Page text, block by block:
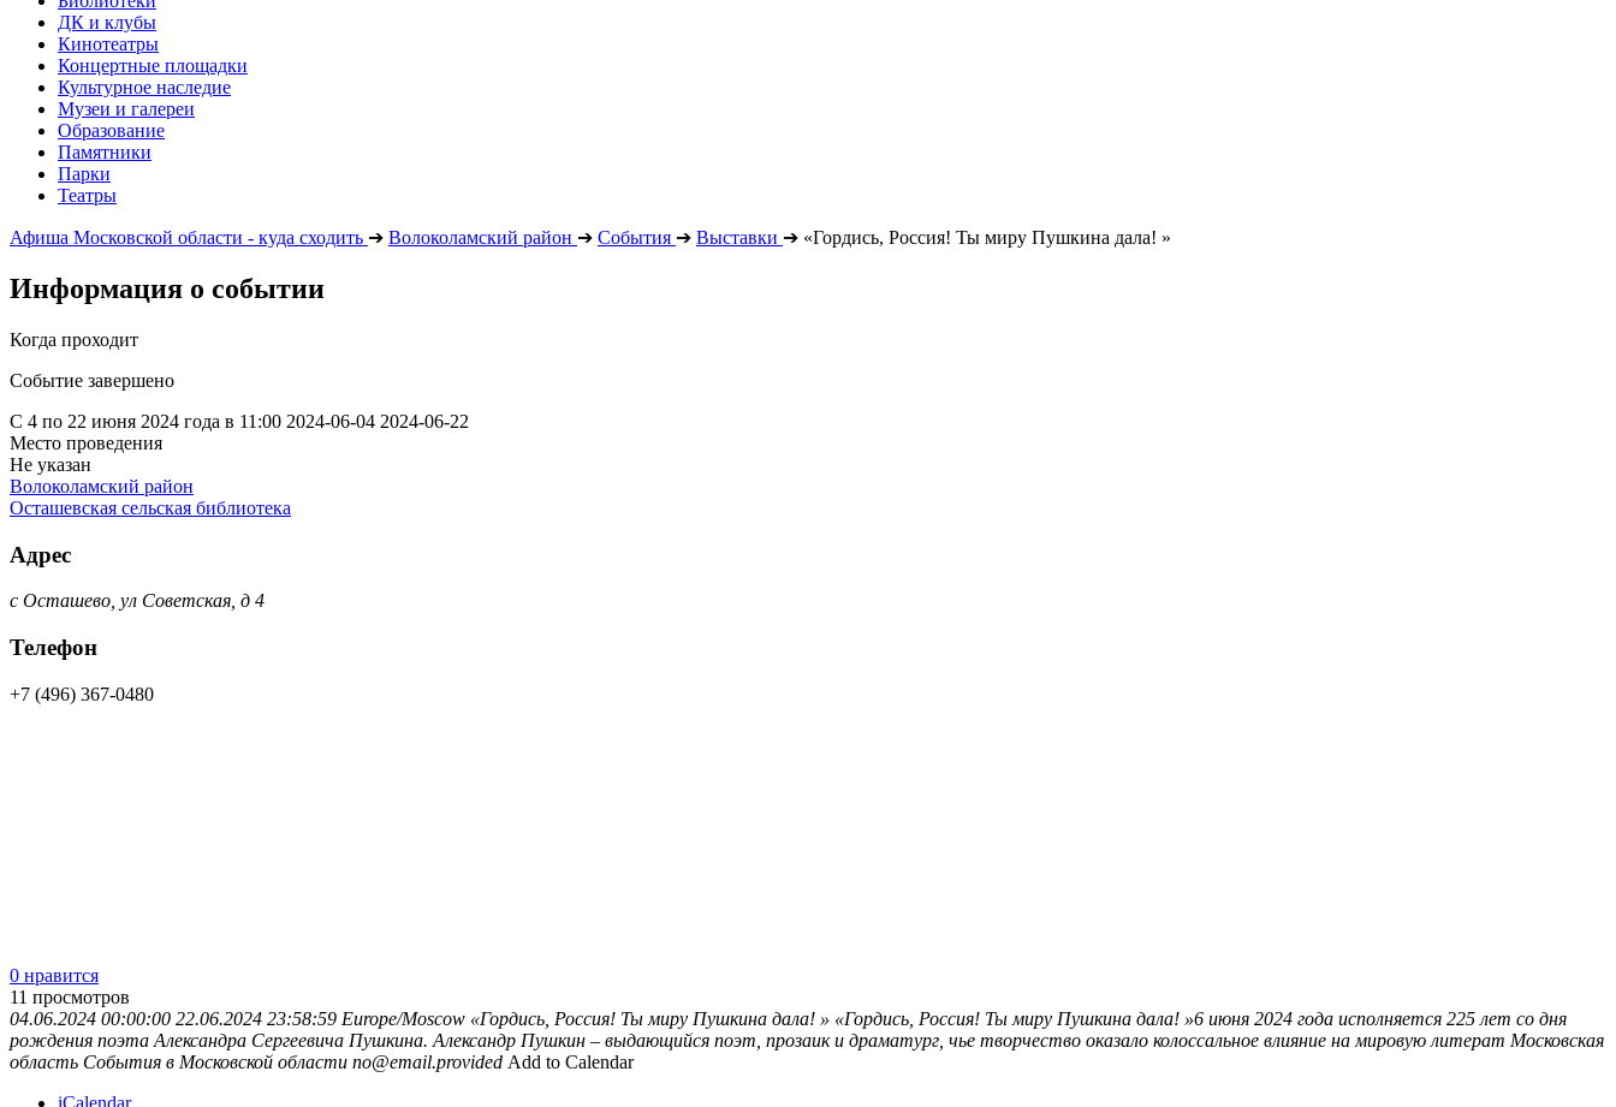
ДК и клубы
Кинотеатры
Концертные площадки
Культурное наследие
Музеи и галереи
Образование
Памятники
Парки
Театры
Афиша Московской области - куда сходить ➔ Волоколамский район ➔ События ➔ Выставки ➔ «Гордись, Россия! Ты миру Пушкина дала! »
Информация о событии
Когда проходит
Событие завершено
С 4 по 22 июня 2024 года в 11:00 2024-06-04 2024-06-22
Место проведения
Не указан
Волоколамский район
Осташевская сельская библиотека
Адрес
с Осташево, ул Советская, д 4
Телефон
+7 (496) 367-0480
0 нравится
11 просмотров
04.06.2024 00:00:00 22.06.2024 23:58:59 Europe/Moscow «Гордись, Россия! Ты миру Пушкина дала! » «Гордись, Россия! Ты миру Пушкина дала! »6 июня 2024 года исполняется 225 лет со дня
рождения поэта Александра Сергеевича Пушкина. Александр Пушкин – выдающийся поэт, прозаик и драматург, чье творчество оказало колоссальное влияние на мировую литерат Московская
область События в Московской области no@email.provided Add to Calendar
iCalendar